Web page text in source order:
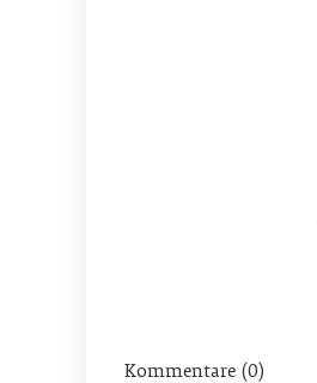
Kommentare (0)